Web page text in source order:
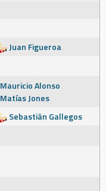
Juan Figueroa
Mauricio Alonso
Matías Jones
Sebastián Gallegos